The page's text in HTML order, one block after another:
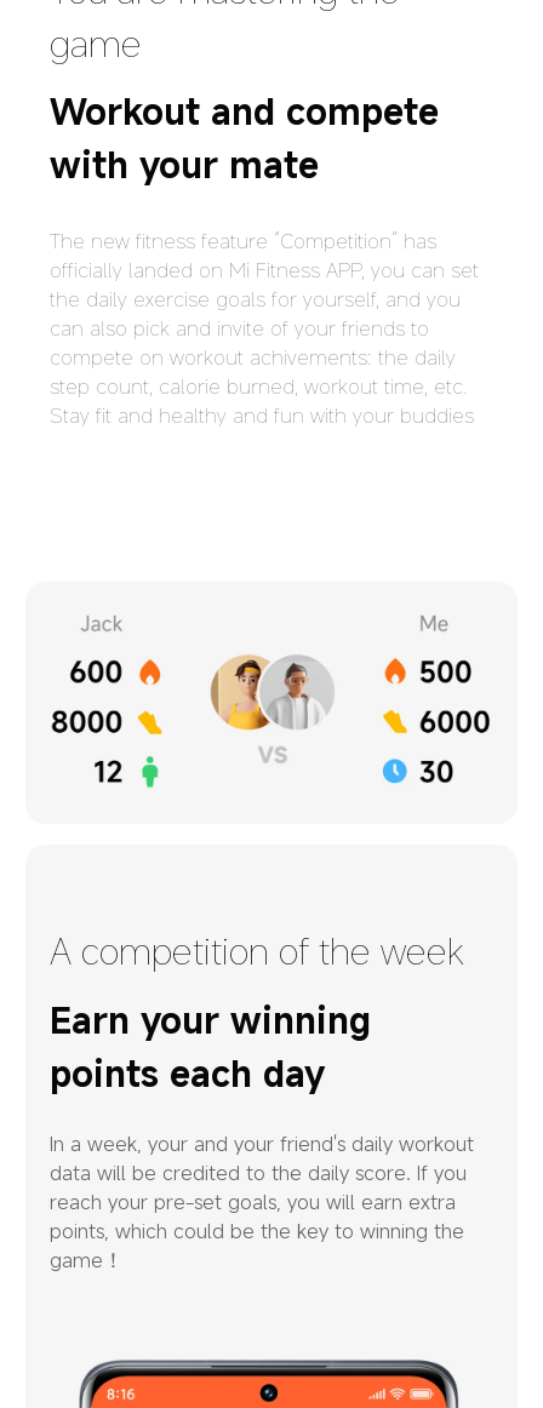
game
Workout and compete
with your mate
The new fitness feature “Competition” has
officially landed on Mi Fitness APP, you can set
the daily exercise goals for yourself, and you
can also pick and invite of your friends to
compete on workout achivements: the daily
step count, calorie burned, workout time, etc.
Stay fit and healthy and fun with your buddies
A competition of the week
Earn your winning
points each day
In a week, your and your friend's daily workout
data will be credited to the daily score. If you
reach your pre-set goals, you will earn extra
points, which could be the key to winning the
game！